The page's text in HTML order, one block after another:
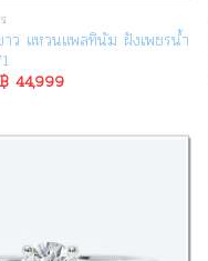
ว แหวนแพลทินัม ฝังเพชรน้ำ
Original
price
฿44,999Current